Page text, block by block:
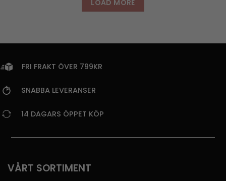
LOAD MORE
FRI FRAKT ÖVER 799KR
SNABBA LEVERANSER
14 DAGARS ÖPPET KÖP
VÅRT SORTIMENT